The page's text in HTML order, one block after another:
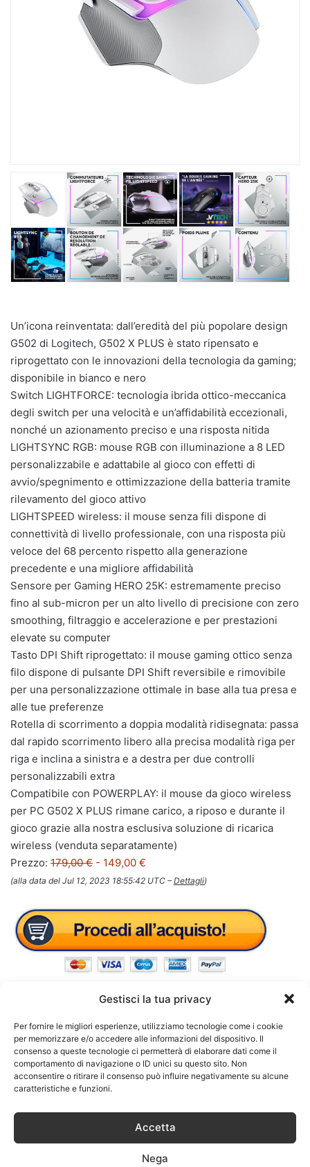
Gestisci la tua privacy
Per fornire le migliori esperienze, utilizziamo tecnologie come i cookie
per memorizzare e/o accedere alle informazioni del dispositivo. Il
consenso a queste tecnologie ci permetterà di elaborare dati come il
comportamento di navigazione o ID unici su questo sito. Non
acconsentire o ritirare il consenso può influire negativamente su alcune
caratteristiche e funzioni.
Accetta
Nega
Un’icona reinventata: dall’eredità del più popolare design
G502 di Logitech, G502 X PLUS è stato ripensato e
riprogettato con le innovazioni della tecnologia da gaming;
disponibile in bianco e nero
Switch LIGHTFORCE: tecnologia ibrida ottico-meccanica
degli switch per una velocità e un’affidabilità eccezionali,
nonché un azionamento preciso e una risposta nitida
LIGHTSYNC RGB: mouse RGB con illuminazione a 8 LED
personalizzabile e adattabile al gioco con effetti di
avvio/spegnimento e ottimizzazione della batteria tramite
rilevamento del gioco attivo
LIGHTSPEED wireless: il mouse senza fili dispone di
connettività di livello professionale, con una risposta più
veloce del 68 percento rispetto alla generazione
precedente e una migliore affidabilità
Sensore per Gaming HERO 25K: estremamente preciso
fino al sub-micron per un alto livello di precisione con zero
smoothing, filtraggio e accelerazione e per prestazioni
elevate su computer
Tasto DPI Shift riprogettato: il mouse gaming ottico senza
filo dispone di pulsante DPI Shift reversibile e rimovibile
per una personalizzazione ottimale in base alla tua presa e
alle tue preferenze
Rotella di scorrimento a doppia modalità ridisegnata: passa
dal rapido scorrimento libero alla precisa modalità riga per
riga e inclina a sinistra e a destra per due controlli
personalizzabili extra
Compatibile con POWERPLAY: il mouse da gioco wireless
per PC G502 X PLUS rimane carico, a riposo e durante il
gioco grazie alla nostra esclusiva soluzione di ricarica
wireless (venduta separatamente)
Prezzo: 179,00 € - 149,00 €
(alla data del Jul 12, 2023 18:55:42 UTC –Dettagli)